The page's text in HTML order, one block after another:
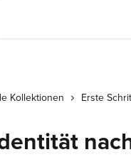
Kollektionen Erste